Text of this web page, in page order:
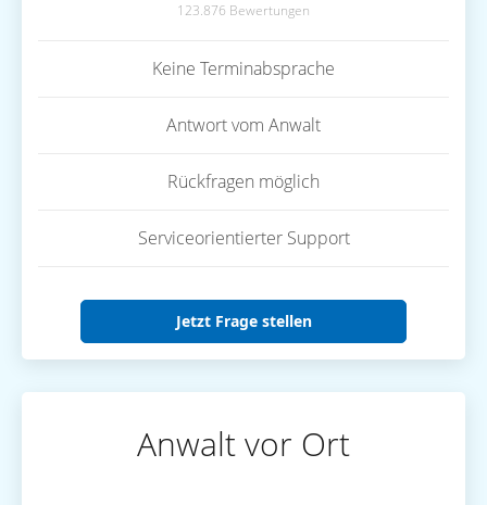
123.876 Bewertungen
Keine Terminabsprache
Antwort vom Anwalt
Rückfragen möglich
Serviceorientierter Support
Jetzt Frage stellen
Anwalt vor Ort